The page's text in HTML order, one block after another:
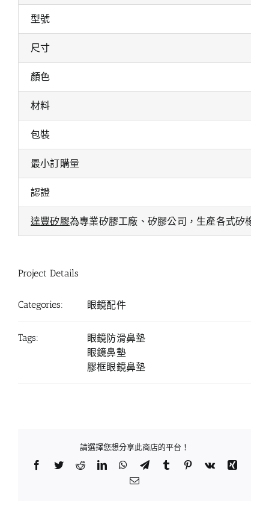
型號
尺寸
顏色
材料
包裝
最小訂購量
認證
達豐矽膠為專業矽膠工廠、矽膠公司，生產各式矽橡
Project Details
Categories: 眼鏡配件
Tags:
眼鏡防滑鼻墊
眼鏡鼻墊
膠框眼鏡鼻墊
請選擇您想分享此商店的平台！
Facebook
TwitterRedditLinkedInWhatsApp
TelegramTumblr Pinterest
Vk
Xing
Email: